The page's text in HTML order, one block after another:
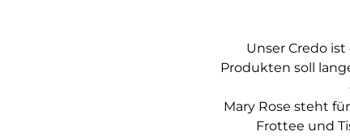
Unser Credo
Produkten soll
Mary Rose steht
Frottee und